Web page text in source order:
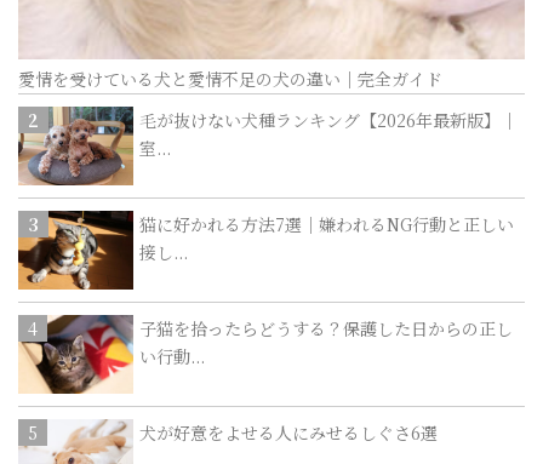
愛情を受けている犬と愛情不足の犬の違い｜完全ガイド
毛が抜けない犬種ランキング【2026年最新版】｜
室...
猫に好かれる方法7選｜嫌われるNG行動と正しい
接し...
子猫を拾ったらどうする？保護した日からの正し
い行動...
犬が好意をよせる人にみせるしぐさ6選